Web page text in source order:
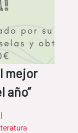
mejor
año”
|